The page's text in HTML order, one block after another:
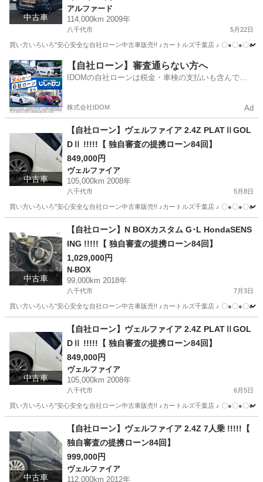
中古車
アルファード
114,000km 2009年
八千代市 5月22日
買い方いろいろ"安心安全な自社ローン中古車販売!! ♪カートルズ千葉店 ♪ 〇●〇●〇
千葉 八千代市 アルファード カートルズ
【自社ローン】審査通らない方へ
IDOMの自社ローンは税金・車検の支払いも含んでい
株式会社IDOM Ad
中古車
【自社ローン】ヴェルファイア 2.4Z PLATⅡGOL
DⅡ !!!!!【 独自審査の提携ローン84回】
849,000円
ヴェルファイア
105,000km 2008年
八千代市 5月8日
買い方いろいろ"安心安全な自社ローン中古車販売!! ♪カートルズ千葉店 ♪ 〇●〇●〇
ヴェルファイア カートルズ
中古車
【自社ローン】N BOXカスタム G･L HondaSENS
ING !!!!!【 独自審査の提携ローン84回】
1,029,000円
N-BOX
99,000km 2018年
八千代市 7月3日
買い方いろいろ"安心安全な自社ローン中古車販売!! ♪カートルズ千葉店 ♪ 〇●〇●〇
N-BOX カートルズ
中古車
【自社ローン】ヴェルファイア 2.4Z PLATⅡGOL
DⅡ !!!!!【 独自審査の提携ローン84回】
849,000円
ヴェルファイア
105,000km 2008年
八千代市 6月5日
買い方いろいろ"安心安全な自社ローン中古車販売!! ♪カートルズ千葉店 ♪ 〇●〇●〇
ヴェルファイア カートルズ
中古車
【自社ローン】ヴェルファイア 2.4Z 7人乗 !!!!!【
独自審査の提携ローン84回】
999,000円
ヴェルファイア
112,000km 2012年